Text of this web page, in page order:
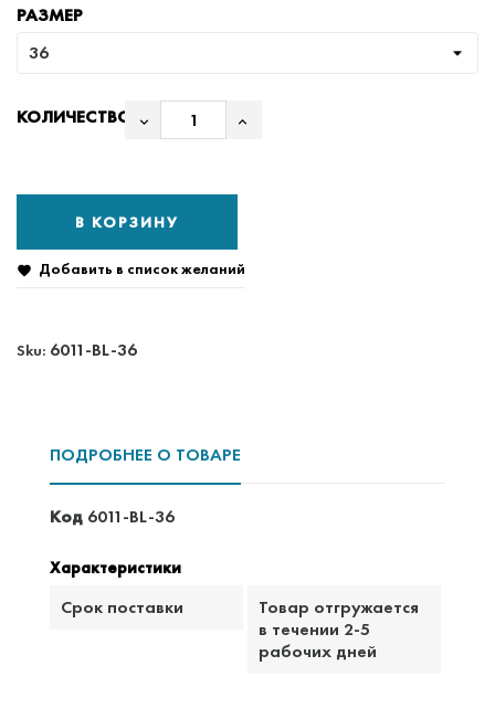
РАЗМЕР
КОЛИЧЕСТВО
В КОРЗИНУ
 Добавить в список желаний
Sku: 6011-BL-36
ПОДРОБНЕЕ О ТОВАРЕ
Код 6011-BL-36
Характеристики
Срок поставки
Товар отгружается
в течении 2-5
рабочих дней